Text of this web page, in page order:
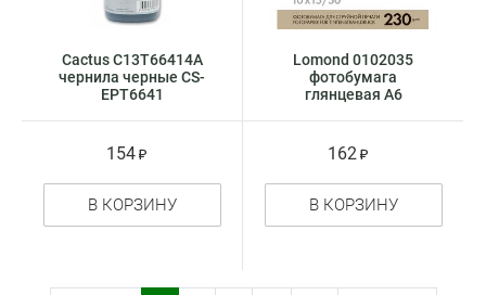
Cactus C13T66414A
чернила черные CS-
EPT6641
154
В КОРЗИНУ
Lomond 0102035
фотобумага
глянцевая А6
162
В КОРЗИНУ